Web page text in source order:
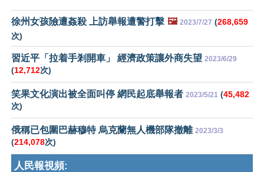
徐州女孩險遭姦殺 上訪舉報遭警打擊 🖼️ 2023/7/27 (268,659
次)
習近平「拉着手剎開車」 經濟政策讓外商失望 2023/6/29
(12,712次)
笑果文化演出被全面叫停 網民起底舉報者 2023/5/21 (45,482
次)
俄稱已包圍巴赫穆特 烏克蘭無人機部隊撤離 2023/3/3
(214,078次)
人民報視頻: